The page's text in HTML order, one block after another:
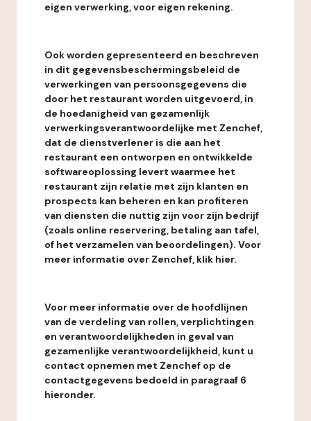
eigen verwerking, voor eigen rekening.
Ook worden gepresenteerd en beschreven
in dit gegevensbeschermingsbeleid de
verwerkingen van persoonsgegevens die
door het restaurant worden uitgevoerd, in
de hoedanigheid van gezamenlijk
verwerkingsverantwoordelijke met Zenchef,
dat de dienstverlener is die aan het
restaurant een ontworpen en ontwikkelde
softwareoplossing levert waarmee het
restaurant zijn relatie met zijn klanten en
prospects kan beheren en kan profiteren
van diensten die nuttig zijn voor zijn bedrijf
(zoals online reservering, betaling aan tafel,
of het verzamelen van beoordelingen). Voor
meer informatie over Zenchef, klik hier.
Voor meer informatie over de hoofdlijnen
van de verdeling van rollen, verplichtingen
en verantwoordelijkheden in geval van
gezamenlijke verantwoordelijkheid, kunt u
contact opnemen met Zenchef op de
contactgegevens bedoeld in paragraaf 6
hieronder.